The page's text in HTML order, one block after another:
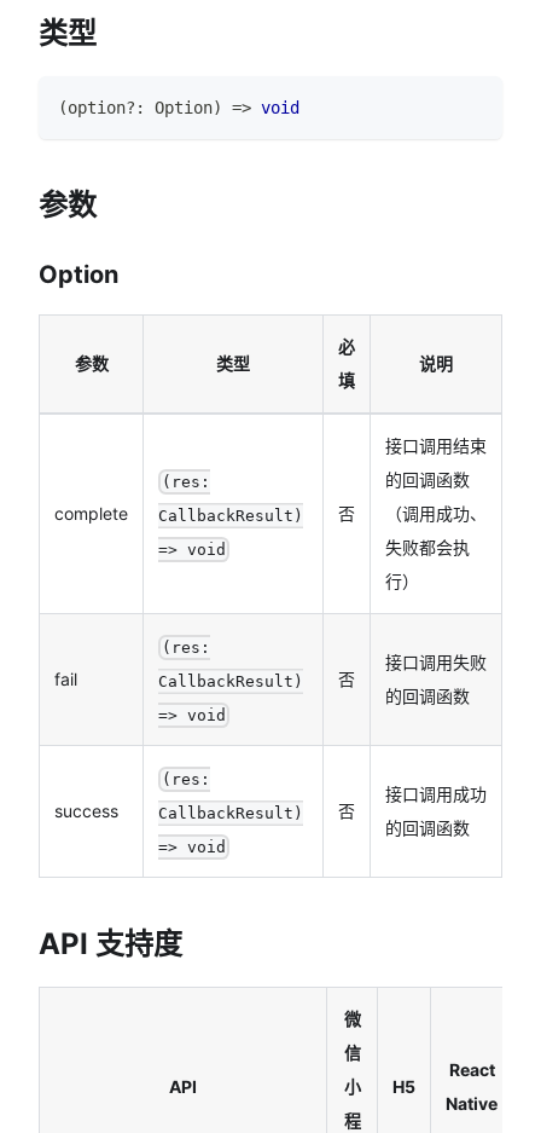
类型
(option? : Option) => void
参数
Option
参数 类型
必
填
说明
complete
(res:
CallbackResult)
=> void
否
接口调用结束
的回调函数
（调用成功、
失败都会执
行）
fail
(res:
CallbackResult)
=> void
否
接口调用失败
的回调函数
success
(res:
CallbackResult)
=> void
否
接口调用成功
的回调函数
API 支持度
API
微
信
小
程
H5
React
Native